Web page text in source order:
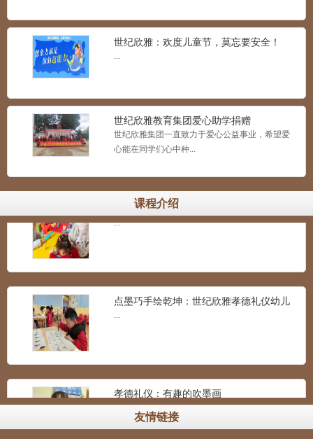
世纪欣雅：欢度儿童节，莫忘要安全！
...
世纪欣雅教育集团爱心助学捐赠
世纪欣雅集团一直致力于爱心公益事业，希望爱
心能在同学们心中种...
课程介绍
世纪欣雅STEAM：耳朵奇遇记
世纪欣雅STEAM：水宝宝搬家
...
STEAM科学课《蹦蹦跳跳的小松鼠》课程
展示
...
点墨巧手绘乾坤：世纪欣雅孝德礼仪幼儿
书法
...
孝德礼仪：有趣的吹墨画
友情链接